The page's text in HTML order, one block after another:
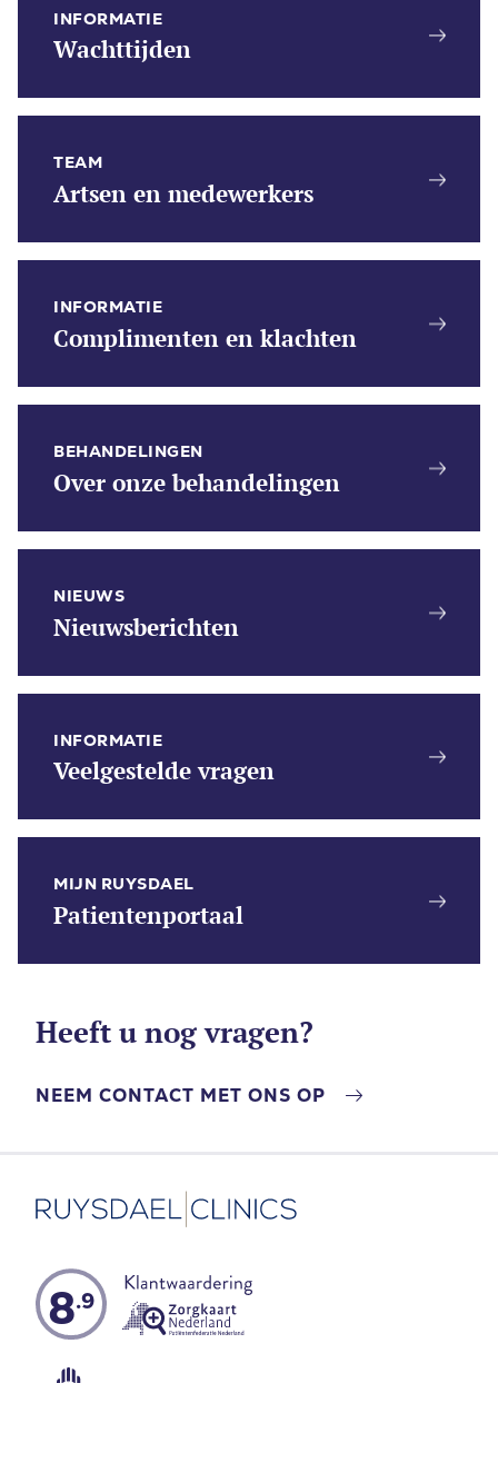
INFORMATIE
Wachttijden
TEAM
Artsen en medewerkers
INFORMATIE
Complimenten en klachten
BEHANDELINGEN
Over onze behandelingen
NIEUWS
Nieuwsberichten
INFORMATIE
Veelgestelde vragen
MIJN RUYSDAEL
Patientenportaal
Heeft u nog vragen?
NEEM CONTACT MET ONS OP
8.9